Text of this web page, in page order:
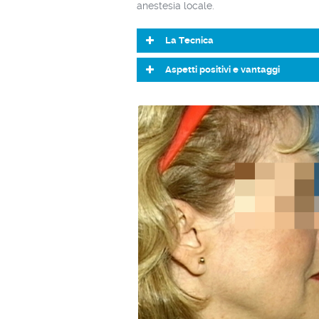
anestesia locale.
La Tecnica
Aspetti positivi e vantaggi
Aspetto naturale ed armonioso
Risultato immediato
Non reversibile
Sicura